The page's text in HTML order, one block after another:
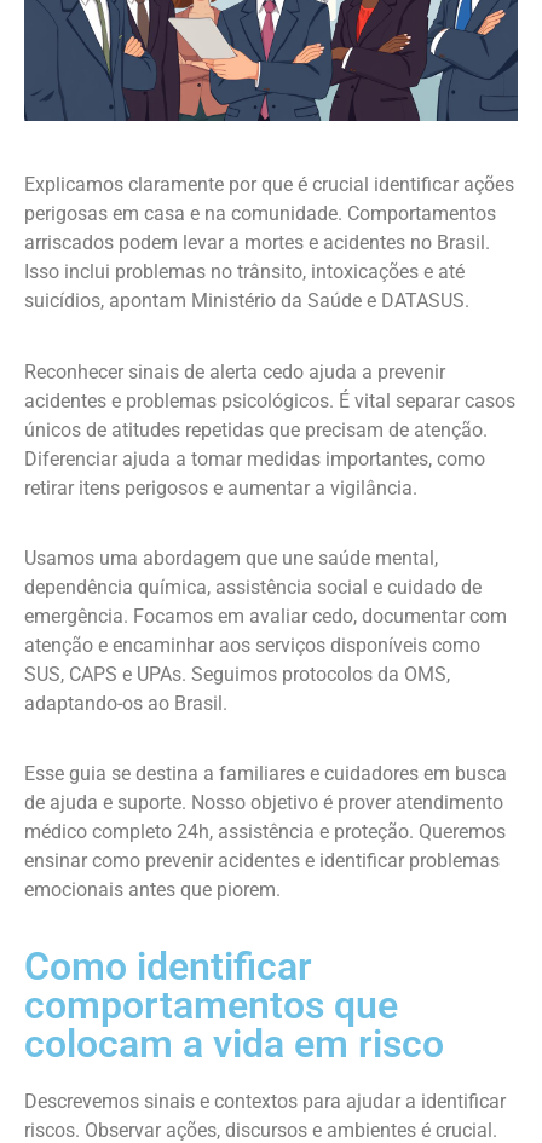
Explicamos claramente por que é crucial identificar ações
perigosas em casa e na comunidade. Comportamentos
arriscados podem levar a mortes e acidentes no Brasil.
Isso inclui problemas no trânsito, intoxicações e até
suicídios, apontam Ministério da Saúde e DATASUS.
Reconhecer sinais de alerta cedo ajuda a prevenir
acidentes e problemas psicológicos. É vital separar casos
únicos de atitudes repetidas que precisam de atenção.
Diferenciar ajuda a tomar medidas importantes, como
retirar itens perigosos e aumentar a vigilância.
Usamos uma abordagem que une saúde mental,
dependência química, assistência social e cuidado de
emergência. Focamos em avaliar cedo, documentar com
atenção e encaminhar aos serviços disponíveis como
SUS, CAPS e UPAs. Seguimos protocolos da OMS,
adaptando-os ao Brasil.
Esse guia se destina a familiares e cuidadores em busca
de ajuda e suporte. Nosso objetivo é prover atendimento
médico completo 24h, assistência e proteção. Queremos
ensinar como prevenir acidentes e identificar problemas
emocionais antes que piorem.
Como identificar
comportamentos que
colocam a vida em risco
Descrevemos sinais e contextos para ajudar a identificar
riscos. Observar ações, discursos e ambientes é crucial.